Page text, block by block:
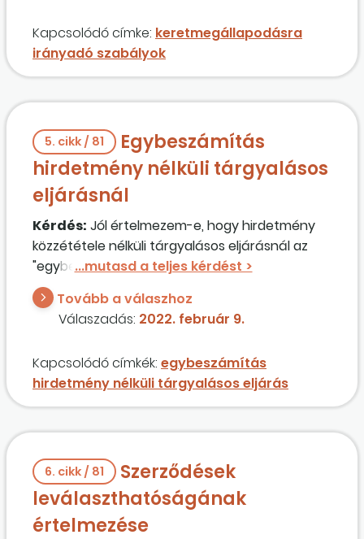
Kapcsolódó címke: keretmegállapodásra
irányadó szabályok
5. cikk / 81
Egybeszámítás
hirdetmény nélküli tárgyalásos
eljárásnál
Kérdés: Jól értelmezem-e, hogy hirdetmény
közzététele nélküli tárgyalásos eljárásnál az
"egybeszámítás" nem releváns abban a
tekintetben, hogy itt a jogalapot nem
elsősorban az egybeszámítás, hanem speciális
körülmények alapozzák meg? Ha mégis egybe
tárgyalásos eljárást egy másik eljárással, akkor
annak hol van jelentősége? (Vagyis lesz egy
egybeszámított becsült érték – ami vagy
nemzeti értékhatárt elérő, vagy uniós
Tovább a válaszhoz
Válaszadás: 2022. február 9.
Kapcsolódó címkék: egybeszámítás
hirdetmény nélküli tárgyalásos eljárás
6. cikk / 81
Szerződések
leválaszthatóságának
értelmezése